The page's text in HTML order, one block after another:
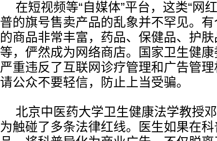
在短视频等“自媒体”平台，这类“网
普的旗号售卖产品的乱象并不罕见。
的商品非常丰富，药品、保健品、护
等，俨然成为网络商店。国家卫生健
严重违反了互联网诊疗管理和广告管
请公众不要轻信，防止上当受骗。
北京中医药大学卫生健康法学教授
为触碰了多条法律红线。医生如果在